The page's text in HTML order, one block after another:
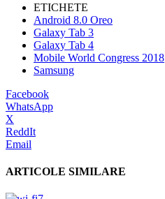
ETICHETE
Android 8.0 Oreo
Galaxy Tab 3
Galaxy Tab 4
Mobile World Congress 2018
Samsung
Facebook
WhatsApp
X
ReddIt
Email
ARTICOLE SIMILARE